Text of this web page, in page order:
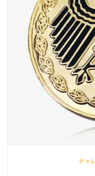
チャ